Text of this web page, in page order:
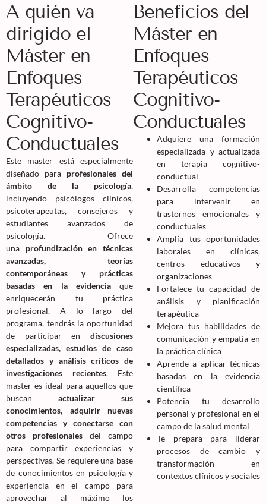
A quién va
dirigido el
Máster en
Enfoques
Terapéuticos
Cognitivo-
Conductuales
Este master está especialmente
diseñado para profesionales del
ámbito de la psicología,
incluyendo psicólogos clínicos,
psicoterapeutas, consejeros y
estudiantes avanzados de
psicología. Ofrece
una profundización en técnicas
avanzadas, teorías
contemporáneas y prácticas
basadas en la evidenciaque
enriquecerán tu práctica
profesional. A lo largo del
programa, tendrás la oportunidad
de participar en discusiones
especializadas, estudios de caso
detallados y análisis críticos de
investigaciones recientes. Este
master es ideal para aquellos que
buscan actualizar sus
conocimientos, adquirir nuevas
competencias y conectarse con
otros profesionales del campo
para compartir experiencias y
perspectivas. Se requiere una base
de conocimientos en psicología y
experiencia en el campo para
aprovechar al máximo los
Beneficios del
Máster en
Enfoques
Terapéuticos
Cognitivo-
Conductuales
Adquiere una formación
especializada y actualizada
en terapia cognitivo-
conductual
Desarrolla competencias
para intervenir en
trastornos emocionales y
conductuales
Amplía tus oportunidades
laborales en clínicas,
centros educativos y
organizaciones
Fortalece tu capacidad de
análisis y planificación
terapéutica
Mejora tus habilidades de
comunicación y empatía en
la práctica clínica
Aprende a aplicar técnicas
basadas en la evidencia
científica
Potencia tu desarrollo
personal y profesional en el
campo de la salud mental
Te prepara para liderar
procesos de cambio y
transformación en
contextos clínicos y sociales